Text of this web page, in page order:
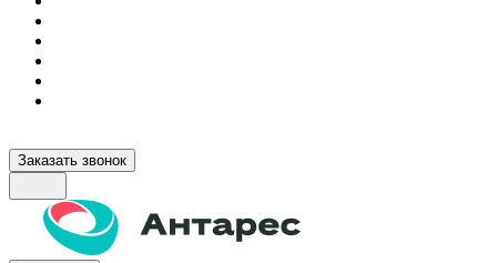
Заказать звонок